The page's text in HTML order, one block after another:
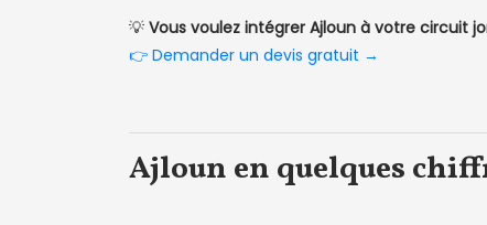
💡 Vous voulez intégrer Ajloun à votre circuit
👉 Demander un devis gratuit →
Ajloun en quelques